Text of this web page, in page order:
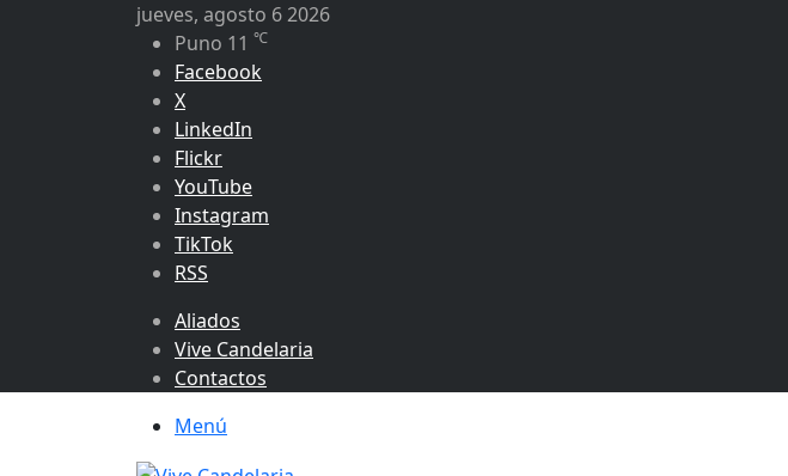
jueves, agosto 6 2026
Puno 11 ℃
Facebook
X
LinkedIn
Flickr
YouTube
Instagram
TikTok
RSS
Aliados
Vive Candelaria
Contactos
Menú